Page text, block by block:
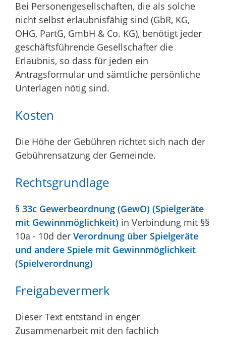
Bei Personengesellschaften, die als solche
nicht selbst erlaubnisfähig sind (GbR, KG,
OHG, PartG, GmbH & Co. KG), benötigt jeder
geschäftsführende Gesellschafter die
Erlaubnis, so dass für jeden ein
Antragsformular und sämtliche persönliche
Unterlagen nötig sind.
Kosten
Die Höhe der Gebühren richtet sich nach der
Gebührensatzung der Gemeinde.
Rechtsgrundlage
§ 33c Gewerbeordnung (GewO) (Spielgeräte
mit Gewinnmöglichkeit) in Verbindung mit §§
10a - 10d der Verordnung über Spielgeräte
und andere Spiele mit Gewinnmöglichkeit
(Spielverordnung)
Freigabevermerk
Dieser Text entstand in enger
Zusammenarbeit mit den fachlich